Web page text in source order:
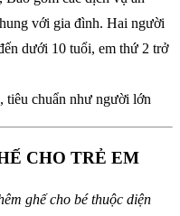
với gia đình. Hai người
dưới 10 tuổi, em thứ 2 trở
tiêu chuẩn như người lớn
CHO TRẺ EM
ghế cho bé thuộc diện